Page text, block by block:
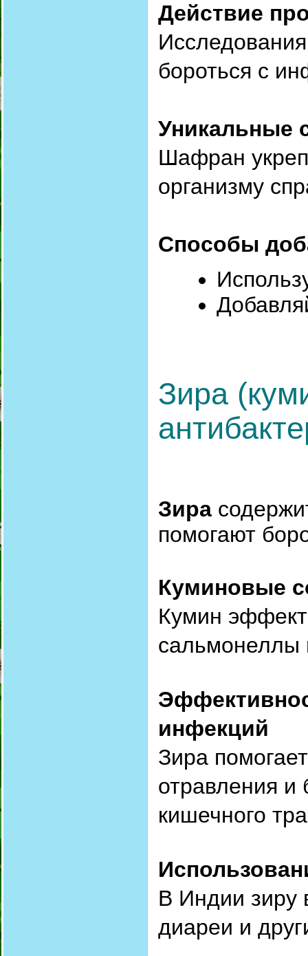
Действие
бороться с
Уникальные
Шафран
организму
Способы
Зира
Зира
помогают
Куминовые
Кумин
сальмонеллы
инфекций
Зира
отравления и
кишечного
В Индии зиру
диареи и